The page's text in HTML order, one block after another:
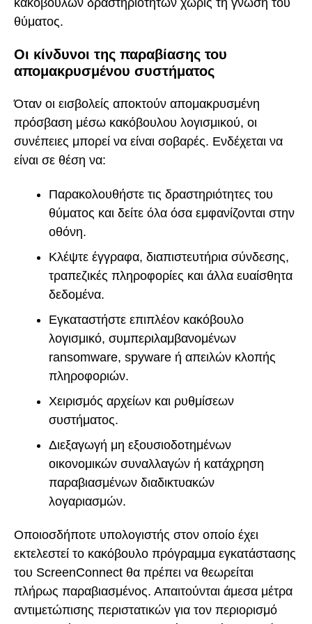
θύματος.
Οι κίνδυνοι της παραβίασης του
απομακρυσμένου συστήματος
Όταν οι εισβολείς αποκτούν απομακρυσμένη
πρόσβαση μέσω κακόβουλου λογισμικού, οι
συνέπειες μπορεί να είναι σοβαρές. Ενδέχεται να
είναι σε θέση να:
Παρακολουθήστε τις δραστηριότητες του
θύματος και δείτε όλα όσα εμφανίζονται στην
οθόνη.
Κλέψτε έγγραφα, διαπιστευτήρια σύνδεσης,
τραπεζικές πληροφορίες και άλλα ευαίσθητα
δεδομένα.
Εγκαταστήστε επιπλέον κακόβουλο
λογισμικό, συμπεριλαμβανομένων
ransomware, spyware ή απειλών κλοπής
πληροφοριών.
Χειρισμός αρχείων και ρυθμίσεων
συστήματος.
Διεξαγωγή μη εξουσιοδοτημένων
οικονομικών συναλλαγών ή κατάχρηση
παραβιασμένων διαδικτυακών
λογαριασμών.
Οποιοσδήποτε υπολογιστής στον οποίο έχει
εκτελεστεί το κακόβουλο πρόγραμμα εγκατάστασης
του ScreenConnect θα πρέπει να θεωρείται
πλήρως παραβιασμένος. Απαιτούνται άμεσα μέτρα
αντιμετώπισης περιστατικών για τον περιορισμό